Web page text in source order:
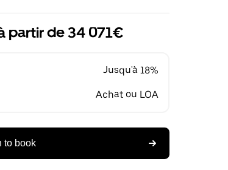
partir de 34 071€
Jusqu'à 18%
Achat ou LOA
to book